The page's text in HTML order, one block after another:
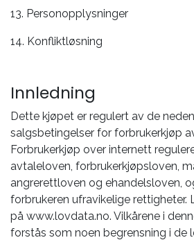
13. Personopplysninger
14. Konfliktløsning
Innledning
Dette kjøpet er regulert av de
salgsbetingelser for forbrukerkjøp
Forbrukerkjøp over internett
avtaleloven, forbrukerkjøpsloven,
angrerettloven og ehandelsloven,
forbrukeren ufravikelige rettigheter.
på www.lovdata.no. Vilkårene i
forstås som noen begrensning i de